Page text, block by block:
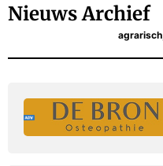
Nieuws Archief
agrarisch